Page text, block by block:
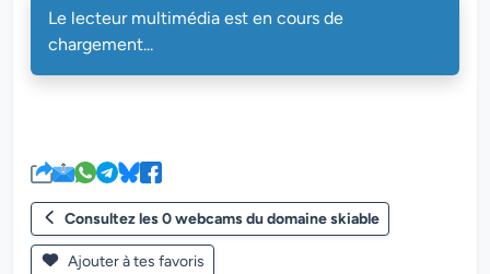
Le lecteur multimédia est en cours de
chargement...
Consultez les 0 webcams du domaine skiable
Ajouter à tes favoris